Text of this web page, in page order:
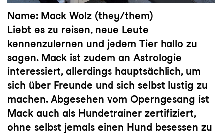
Name: Mack Wolz (they/them)
Liebt es zu reisen, neue Leute
kennenzulernen und jedem Tier hallo zu
sagen. Mack ist zudem an Astrologie
interessiert, allerdings hauptsächlich, um
sich über Freunde und sich selbst lustig zu
machen. Abgesehen vom Operngesang ist
Mack auch als Hundetrainer zertifiziert,
ohne selbst jemals einen Hund besessen zu